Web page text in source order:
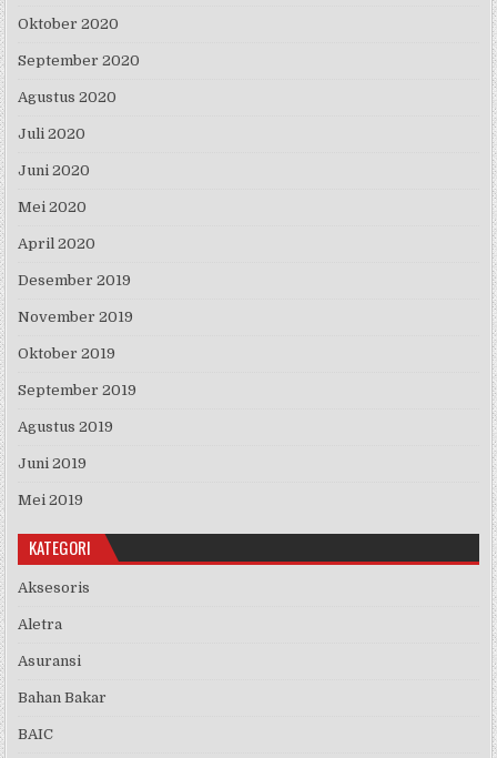
Oktober 2020
September 2020
Agustus 2020
Juli 2020
Juni 2020
Mei 2020
April 2020
Desember 2019
November 2019
Oktober 2019
September 2019
Agustus 2019
Juni 2019
Mei 2019
KATEGORI
Aksesoris
Aletra
Asuransi
Bahan Bakar
BAIC